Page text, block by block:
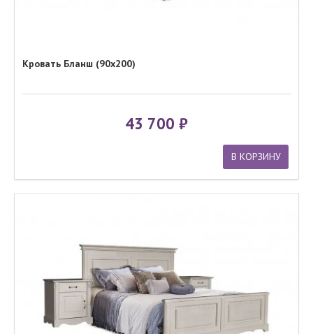
Кровать Бланш (90х200)
43 700
В КОРЗИНУ